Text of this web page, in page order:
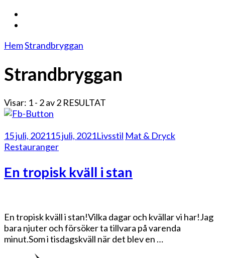
HemStrandbryggan
Strandbryggan
Visar: 1 - 2 av 2 RESULTAT
15 juli, 202115 juli, 2021Livsstil Mat & Dryck
Restauranger
En tropisk kväll i stan
En tropisk kväll i stan!Vilka dagar och kvällar vi har!Jag
bara njuter och försöker ta tillvara på varenda
minut.Som i tisdagskväll när det blev en …